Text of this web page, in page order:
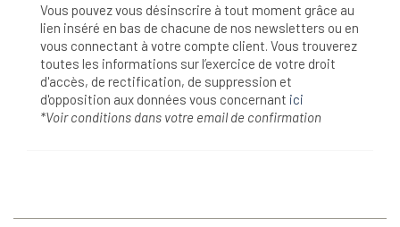
Vous pouvez vous désinscrire à tout moment grâce au
lien inséré en bas de chacune de nos newsletters ou en
vous connectant à votre compte client. Vous trouverez
toutes les informations sur l’exercice de votre droit
d'accès, de rectification, de suppression et
d'opposition aux données vous concernant ici
*Voir conditions dans votre email de confirmation